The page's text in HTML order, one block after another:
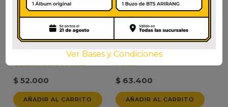
DR. ALTHEA GREEN
RELIEF AMINO GEL
CLEANSER 100ml
$ 52.000
AÑADIR AL CARRITO
SOOTHING CREAM
75ml
$63.400
AÑADIR AL CARRITO
Ver Bases y Condiciones